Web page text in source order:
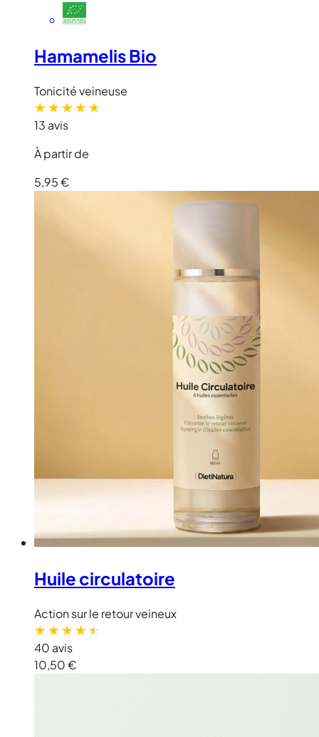
Hamamelis Bio
Tonicité veineuse
13 avis
À partir de
5,95 €
Huile circulatoire
Action sur le retour veineux
40 avis
10,50 €